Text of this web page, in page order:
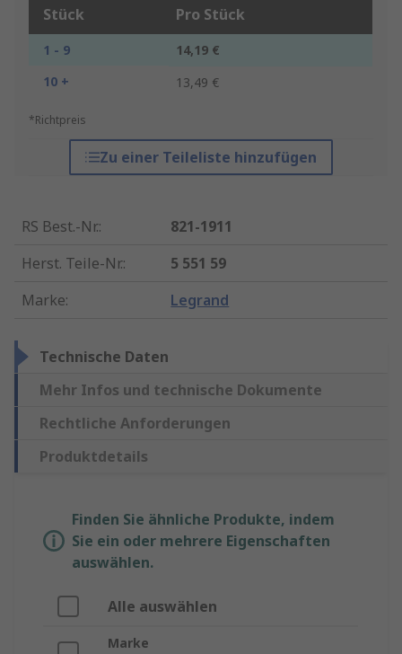
Stück Pro Stück
1 - 9
14,19 €
10 +
13,49 €
*Richtpreis
Zu einer Teileliste hinzufügen
RS Best.-Nr.:
821-1911
Herst. Teile-Nr.:
5 551 59
Marke: Legrand
Technische Daten
Mehr Infos und technische Dokumente
Rechtliche Anforderungen
Produktdetails
Finden Sie ähnliche Produkte, indem
Sie ein oder mehrere Eigenschaften
auswählen.
Alle auswählen
Marke